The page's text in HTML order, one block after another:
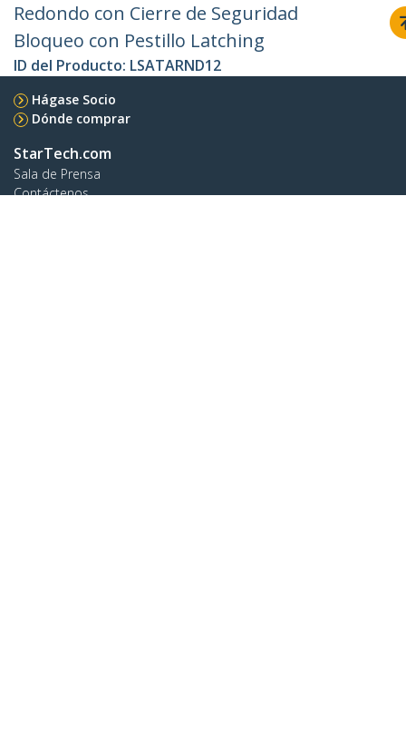
Redondo con Cierre de Seguridad
Bloqueo con Pestillo Latching
ID del Producto: LSATARND12
Hágase Socio
Dónde comprar
StarTech.com
Sala de Prensa
Contáctenos